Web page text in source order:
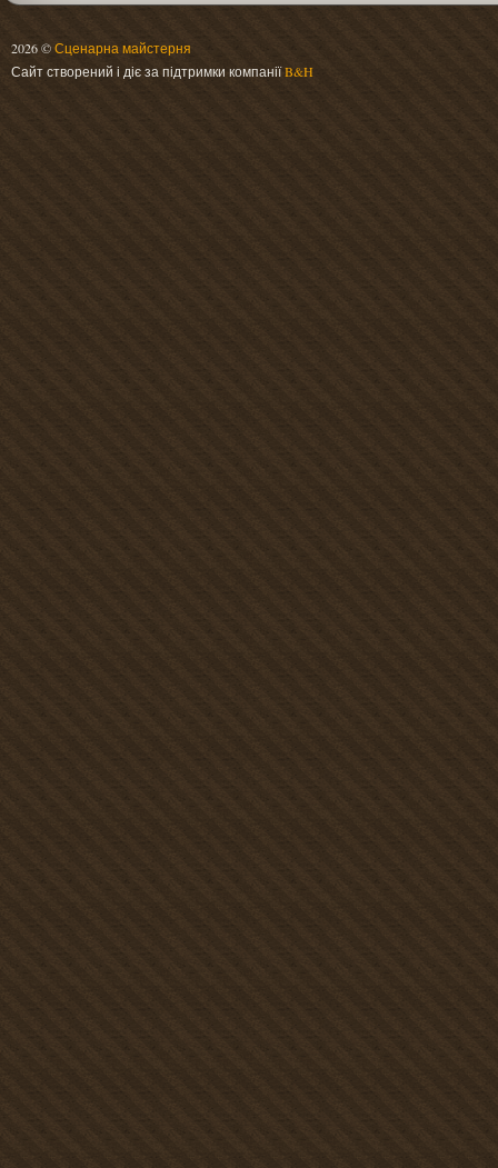
2026 ©Сценарна майстерня
Сайт створений і діє за підтримки компаніїB&H